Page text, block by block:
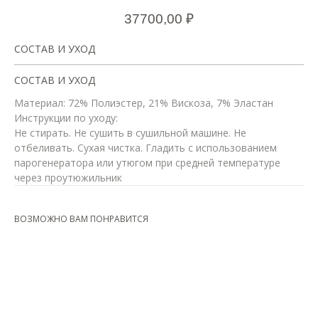
37700,00 ₽
СОСТАВ И УХОД
СОСТАВ И УХОД
Материал: 72% Полиэстер, 21% Вискоза, 7% Эластан
Инструкции по уходу:
Не стирать. Не сушить в сушильной машине. Не
отбеливать. Сухая чистка. Гладить с использованием
парогенератора или утюгом при средней температуре
через проутюжильник
ВОЗМОЖНО ВАМ ПОНРАВИТСЯ